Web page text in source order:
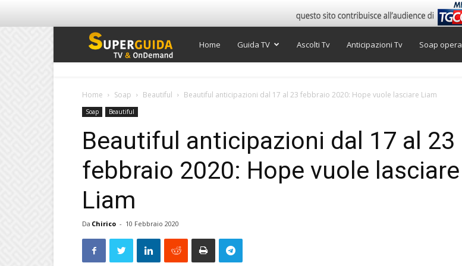
Super
Home Guida TV Ascolti Tv Anticipazioni Tv Soap opera
Home Soap Beautiful Beautiful anticipazioni dal 17 al 23 febbraio 2020: Hope vuole lasciare Liam
Soap Beautiful
Beautiful anticipazioni dal 17 al 23
febbraio 2020: Hope vuole lasciare
Liam
Da Chirico - 10 Febbraio 2020